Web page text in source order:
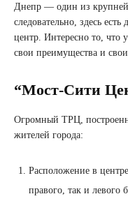
Днепр — один из
следовательно, здесь
центр. Интересно то, что
свои преимущества и
“Мост-Сити
Огромный ТРЦ,
жителей города:
Расположение в
правого, так и левого